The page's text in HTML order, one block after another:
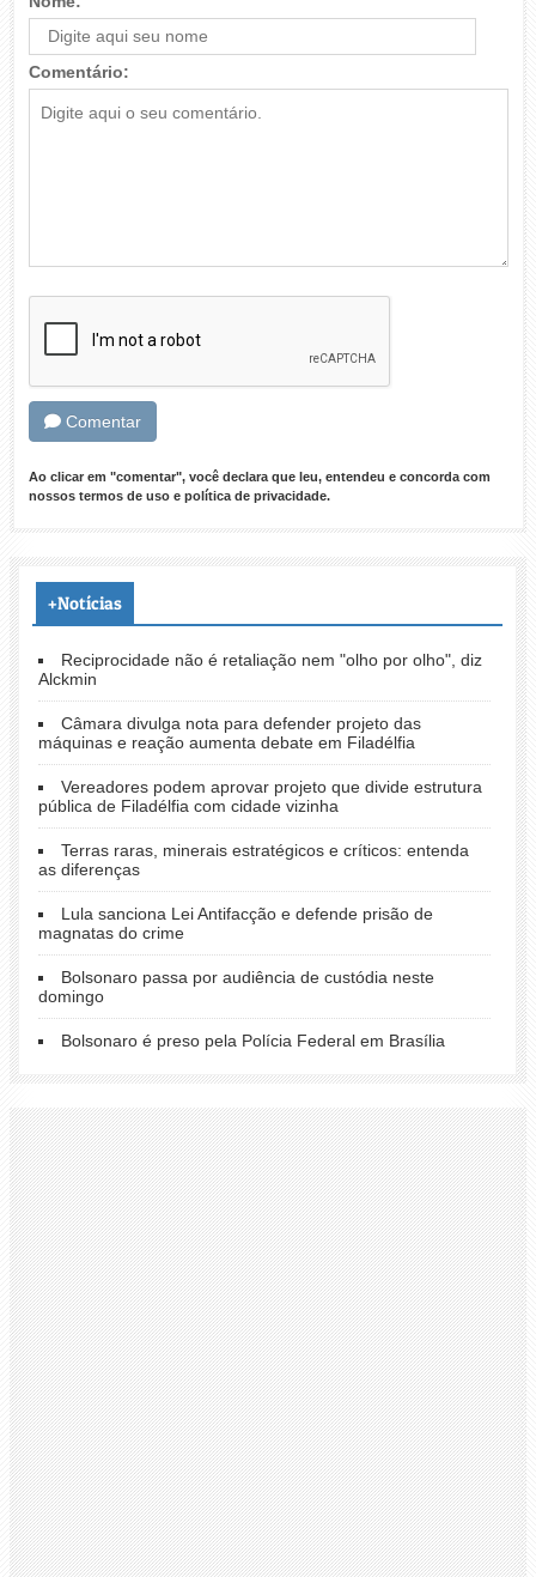
Comentário:
Comentar
Ao clicar em "comentar", você declara que leu, entendeu e concorda com
nossos termos de usoe política de privacidade.
+Notícias
Reciprocidade não é retaliação nem "olho por olho", diz
Alckmin
Câmara divulga nota para defender projeto das
máquinas e reação aumenta debate em Filadélfia
Vereadores podem aprovar projeto que divide estrutura
pública de Filadélfia com cidade vizinha
Terras raras, minerais estratégicos e críticos: entenda
as diferenças
Lula sanciona Lei Antifacção e defende prisão de
magnatas do crime
Bolsonaro passa por audiência de custódia neste
domingo
Bolsonaro é preso pela Polícia Federal em Brasília